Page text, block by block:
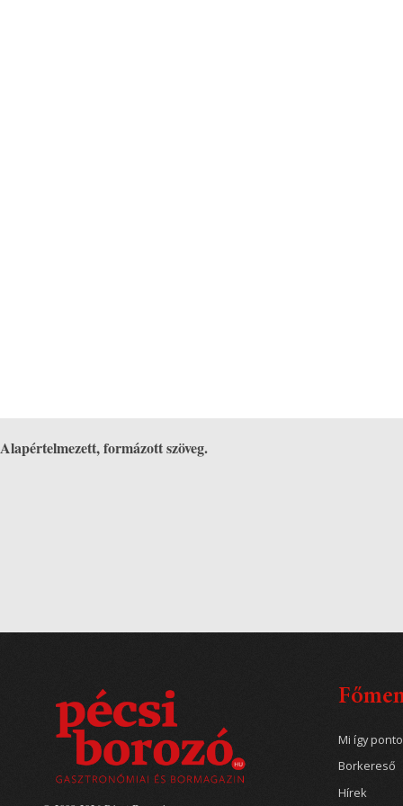
Alapértelmezett, formázott szöveg.
Mi így
Borkereső
Hírek